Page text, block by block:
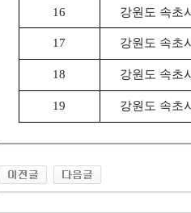
16 강원도 속초
17 강원도 속초
18 강원도 속초
19 강원도 속초